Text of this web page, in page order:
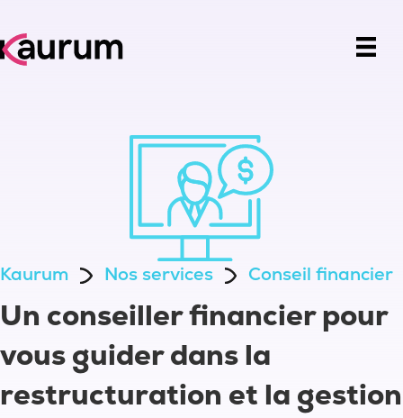
Kaurum Nos services Conseil financier
Un conseiller financier pour
vous guider dans la
restructuration et la gestion